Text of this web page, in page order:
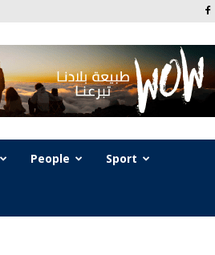
People Sport